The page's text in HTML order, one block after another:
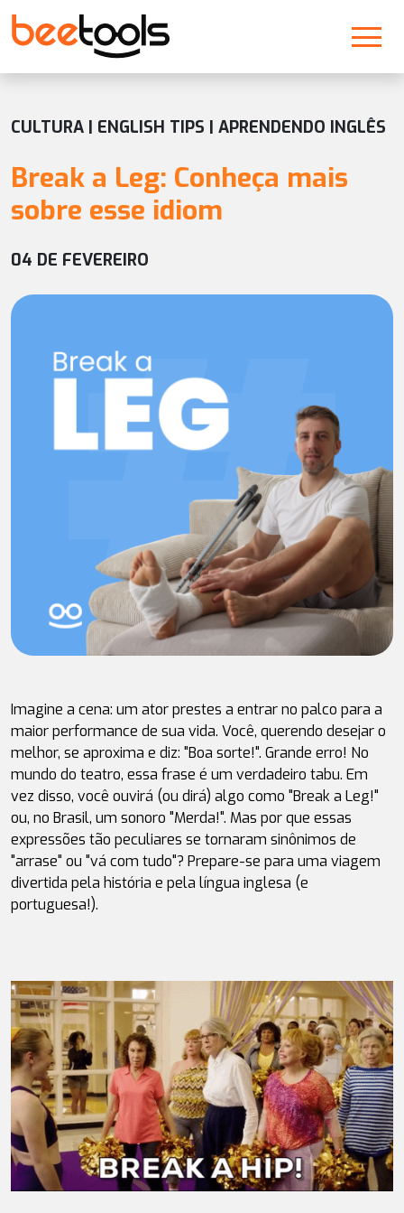
CULTURA | ENGLISH TIPS | APRENDENDO INGLÊS
Break a Leg: Conheça mais
sobre esse idiom
04 DE FEVEREIRO
Imagine a cena: um ator prestes a entrar no palco para a
maior performance de sua vida. Você, querendo desejar o
melhor, se aproxima e diz: "Boa sorte!". Grande erro! No
mundo do teatro, essa frase é um verdadeiro tabu. Em
vez disso, você ouvirá (ou dirá) algo como "Break a Leg!"
ou, no Brasil, um sonoro "Merda!". Mas por que essas
expressões tão peculiares se tornaram sinônimos de
"arrase" ou "vá com tudo"? Prepare-se para uma viagem
divertida pela história e pela língua inglesa (e
portuguesa!).